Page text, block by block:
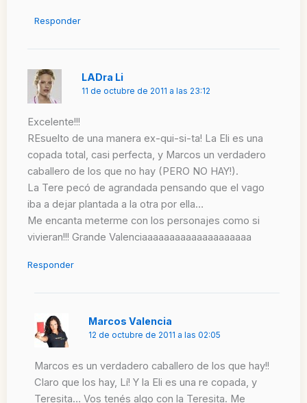
Responder
LADra Li
11 de octubre de 2011 a las 23:12
Excelente!!!
REsuelto de una manera ex-qui-si-ta! La Eli es una
copada total, casi perfecta, y Marcos un verdadero
caballero de los que no hay (PERO NO HAY!).
La Tere pecó de agrandada pensando que el vago
iba a dejar plantada a la otra por ella…
Me encanta meterme con los personajes como si
vivieran!!! Grande Valenciaaaaaaaaaaaaaaaaaaaa
Responder
Marcos Valencia
12 de octubre de 2011 a las 02:05
Marcos es un verdadero caballero de los que hay!!
Claro que los hay, Lí! Y la Eli es una re copada, y
Teresita… Vos tenés algo con la Teresita. Me